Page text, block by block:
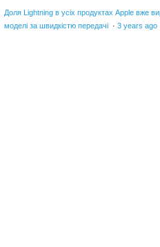
Доля Lightning в усіх продуктах Apple вже
моделі за швидкістю передачі · 3 years ago